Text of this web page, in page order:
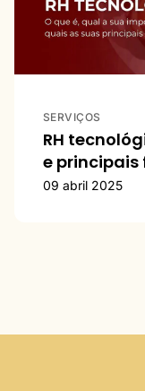
SERVIÇOS
RH
e
09 abril 2025